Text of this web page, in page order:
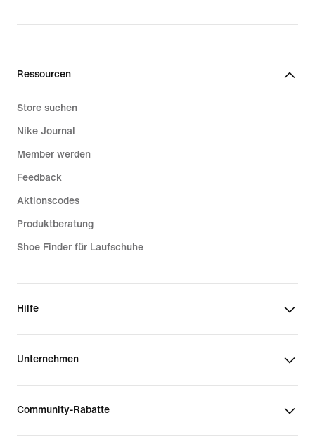
Ressourcen
Store suchen
Nike Journal
Member werden
Feedback
Aktionscodes
Produktberatung
Shoe Finder für Laufschuhe
Hilfe
Unternehmen
Community-Rabatte